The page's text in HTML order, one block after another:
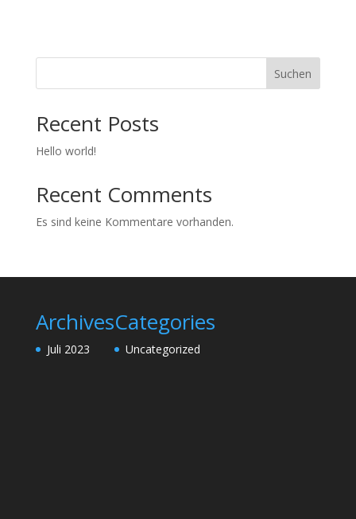
Suchen
Recent Posts
Hello world!
Recent Comments
Es sind keine Kommentare vorhanden.
Archives
Juli 2023
Categories
Uncategorized